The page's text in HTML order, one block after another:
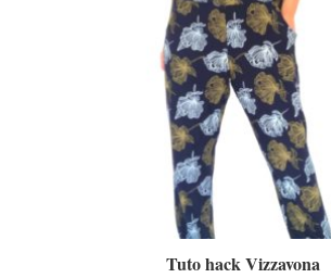
Tuto hack Vizzavona